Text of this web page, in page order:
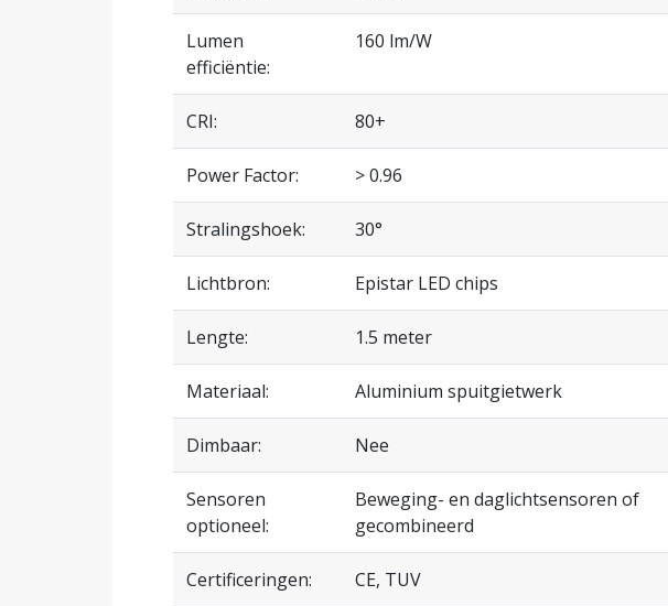
Lumen
efficiëntie:
160 lm/W
CRI: 80+
Power Factor: > 0.96
Stralingshoek: 30°
Lichtbron: Epistar LED chips
Lengte: 1.5 meter
Materiaal: Aluminium spuitgietwerk
Dimbaar: Nee
Sensoren
optioneel:
Beweging- en daglichtsensoren of
gecombineerd
Certificeringen: CE, TUV